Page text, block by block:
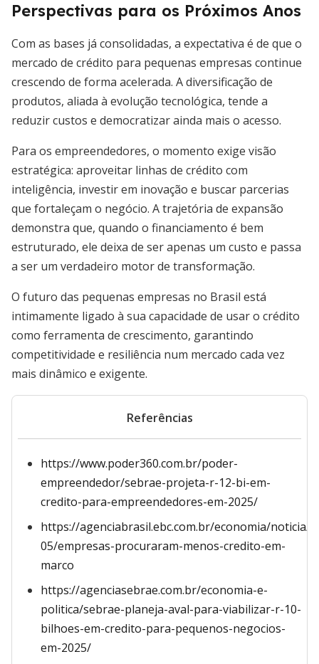
Perspectivas para os Próximos Anos
Com as bases já consolidadas, a expectativa é de que o
mercado de crédito para pequenas empresas continue
crescendo de forma acelerada. A diversificação de
produtos, aliada à evolução tecnológica, tende a
reduzir custos e democratizar ainda mais o acesso.
Para os empreendedores, o momento exige visão
estratégica: aproveitar linhas de crédito com
inteligência, investir em inovação e buscar parcerias
que fortaleçam o negócio. A trajetória de expansão
demonstra que, quando o financiamento é bem
estruturado, ele deixa de ser apenas um custo e passa
a ser um verdadeiro motor de transformação.
O futuro das pequenas empresas no Brasil está
intimamente ligado à sua capacidade de usar o crédito
como ferramenta de crescimento, garantindo
competitividade e resiliência num mercado cada vez
mais dinâmico e exigente.
Referências
https://www.poder360.com.br/poder-
empreendedor/sebrae-projeta-r-12-bi-em-
credito-para-empreendedores-em-2025/
https://agenciabrasil.ebc.com.br/economia/noticia/
05/empresas-procuraram-menos-credito-em-
marco
https://agenciasebrae.com.br/economia-e-
politica/sebrae-planeja-aval-para-viabilizar-r-10-
bilhoes-em-credito-para-pequenos-negocios-
em-2025/